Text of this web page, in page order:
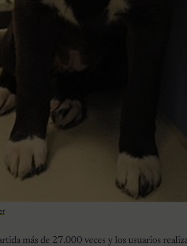
más de 27.000 veces y los usuarios